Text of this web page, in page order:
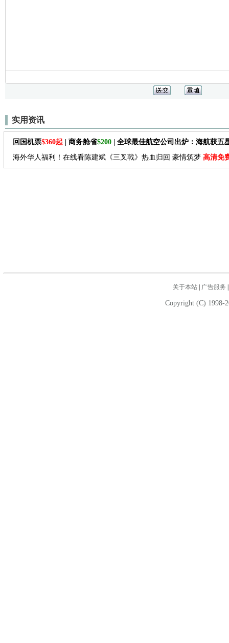
实用资讯
回国机票$360起 | 商务舱省$200 | 全球最佳航空公司出炉：海航获五
海外华人福利！在线看陈建斌《三叉戟》热血归回 豪情筑梦 高清免
关于本站| 广告服务
Copyright (C) 1998-